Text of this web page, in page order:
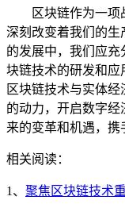
区块链作为一项
深刻改变着我们的生
的发展中，我们应
块链技术的研发和应
区块链技术与实体
的动力，开启数字
来的变革和机遇，携
相关阅读：
1、 聚焦区块链技术